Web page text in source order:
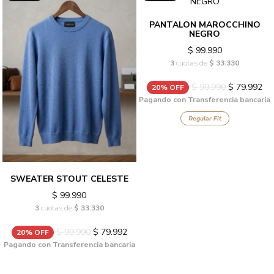
SWEATER STOUT CELESTE
$ 99.990
3cuotas de $ 33.330
20% OFF $ 99.990$ 79.992
Pagando con Transferencia bancaria
PANTALON MAROCCHINO
NEGRO
$ 99.990
3cuotas de $ 33.330
20% OFF $ 99.990 $ 79.992
Pagando con Transferencia bancaria
Regular Fit